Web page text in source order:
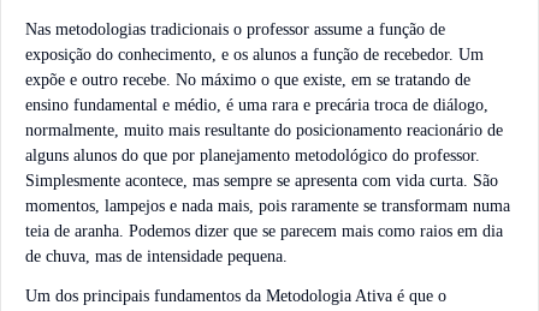
Nas metodologias tradicionais o professor assume a função de
exposição do conhecimento, e os alunos a função de recebedor. Um
expõe e outro recebe. No máximo o que existe, em se tratando de
ensino fundamental e médio, é uma rara e precária troca de diálogo,
normalmente, muito mais resultante do posicionamento reacionário de
alguns alunos do que por planejamento metodológico do professor.
Simplesmente acontece, mas sempre se apresenta com vida curta. São
momentos, lampejos e nada mais, pois raramente se transformam numa
teia de aranha. Podemos dizer que se parecem mais como raios em dia
de chuva, mas de intensidade pequena.
Um dos principais fundamentos da Metodologia Ativa é que o